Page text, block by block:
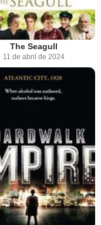
The Seagull
11 de abril de 2024